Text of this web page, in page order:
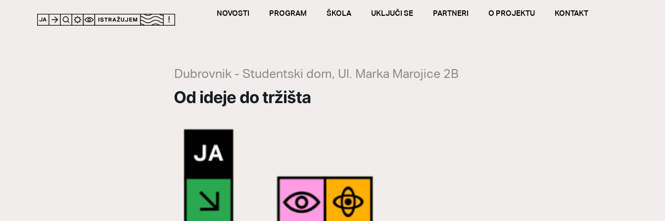
NOVOSTI PROGRAM ŠKOLA UKLJUČI SE PARTNERI O PROJEKTU KONTAKT
Dubrovnik - Studentski dom, Ul. Marka Marojice 2B
Od ideje do tržišta